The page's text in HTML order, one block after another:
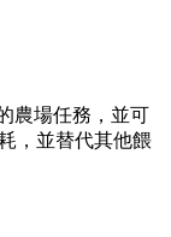
農場任務，並可
，並替代其他餵